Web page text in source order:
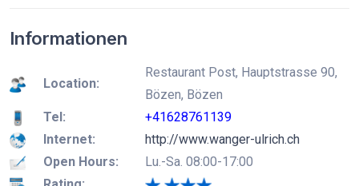
Informationen
Location:
Restaurant Post, Hauptstrasse 90,
Bözen, Bözen
Tel:
+41628761139
Internet:
http://www.wanger-ulrich.ch
Open Hours:
Lu.-Sa. 08:00-17:00